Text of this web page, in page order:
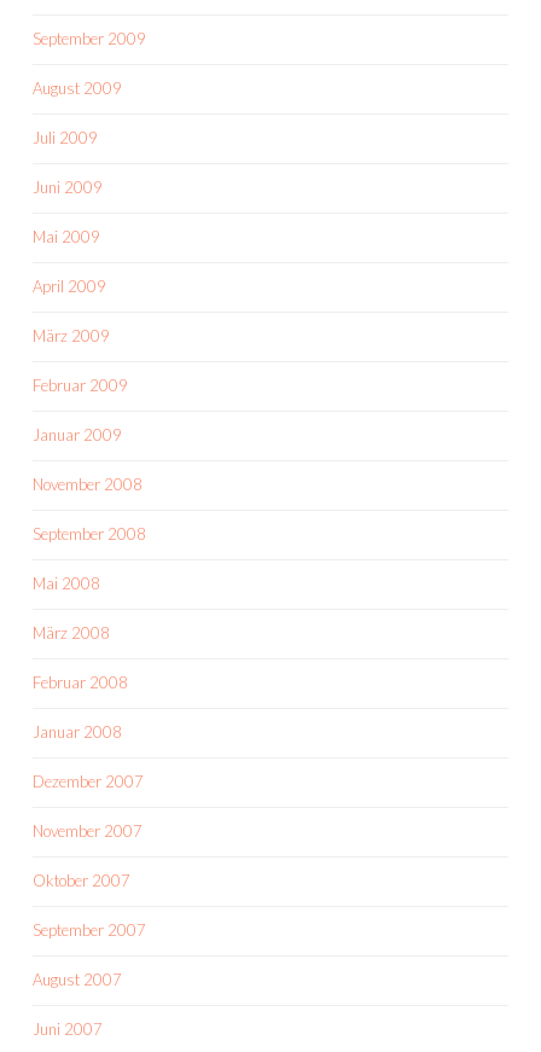
September 2009
August 2009
Juli 2009
Juni 2009
Mai 2009
April 2009
März 2009
Februar 2009
Januar 2009
November 2008
September 2008
Mai 2008
März 2008
Februar 2008
Januar 2008
Dezember 2007
November 2007
Oktober 2007
September 2007
August 2007
Juni 2007